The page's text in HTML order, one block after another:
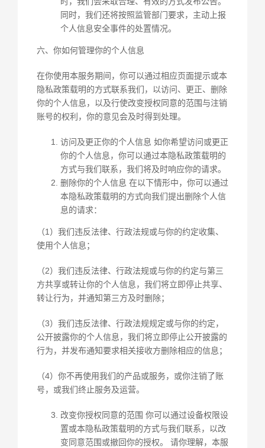
同时，我们还将按照监管部门要求，主动上报
个人信息安全事件的处置情况。
六、你如何管理你的个人信息
在你使用本服务期间，你可以通过相应页面提示或本
隐私政策载明的方式联系我们，以访问、更正、删除
你的个人信息，以及行使改变授权同意的范围与注销
账号的权利，你的意见会及时得到处理。
访问及更正你的个人信息 如你希望访问或更正
你的个人信息，你可以通过本隐私政策载明的
方式与我们联系，我们将及时响应你的请求。
删除你的个人信息 在以下情形中，你可以通过
本隐私政策载明的方式向我们提出删除个人信
息的请求：
（1）我们违反法律、行政法规或与你的约定收集、
使用个人信息；
（2）我们违反法律、行政法规或与你的约定与第三
方共享或转让你的个人信息，我们将立即停止共享、
转让行为，并通知第三方及时删除；
（3）我们违反法律、行政法规规定或与你的约定，
公开披露你的个人信息，我们将立即停止公开披露的
行为，并发布通知要求相关接收方删除相应的信息；
（4）你不再使用我们的产品或服务，或你注销了账
号，或我们终止服务及运营。
改变你授权同意的范围 你可以通过设备权限设
置或本隐私政策载明的方式与我们联系，以改
变同意范围或撤回你的授权。 请你理解，本服